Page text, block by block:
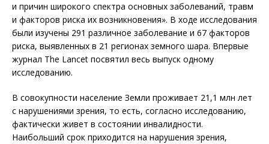
и причин широкого спектра основных заболеваний, травм
и факторов риска их возникновения». В ходе исследования
были изучены 291 различное заболевание и 67 факторов
риска, выявленных в 21 регионах земного шара. Впервые
журнал The Lancet посвятил весь выпуск одному
исследованию.
В совокупности население Земли проживает 21,1 млн лет
с нарушениями зрения, то есть, согласно исследованию,
фактически живет в состоянии инвалидности.
Наибольший срок приходится на нарушения зрения,